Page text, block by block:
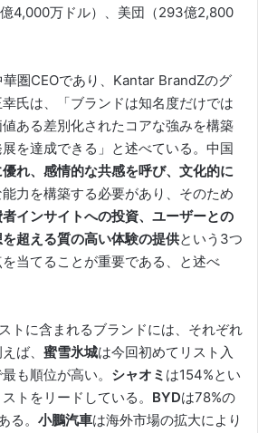
4,000万ドル）、美団（293億2,800
圏CEOであり、Kantar BrandZのグ
氏は、「ブランドは知名度だけでは
ある差別化されたコアな強みを構築
を達成できる」と述べている。中国
れ、感情的な共感を呼び、文化的に
力を構築する必要があり、そのため
インサイトへの投資、ユーザーとの
超える質の高い体験の提供という3つ
当てることが重要である、と述べ
トに含まれるブランドには、それぞれ
ば、 蜜雪氷城は今回初めてリスト入
も順位が高い。 シャオミ は154%とい
トをリードしている。 BYDは78%の
る。 小鵬汽車は海外市場の拡大により